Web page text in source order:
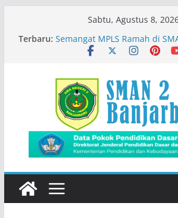
Sabtu, Agustus 8,
Terbaru: Semangat MPLS Ramah di
Kemeriahan Road Tour DBL
Siswa SMADA Belajar Seru
FMIPA ULM